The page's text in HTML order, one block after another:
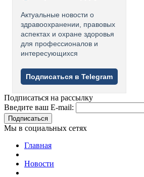
Актуальные новости о
здравоохранении, правовых
аспектах и охране здоровья
для профессионалов и
интересующихся
Подписаться в Telegram
Подписаться на рассылку
Введите ваш E-mail:
Подписаться
Мы в социальных сетях
Главная
Новости